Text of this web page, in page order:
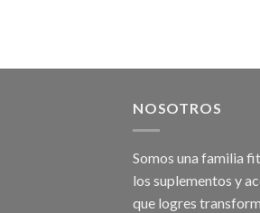
NOSOTROS
Somos una familia
los suplementos y
que logres